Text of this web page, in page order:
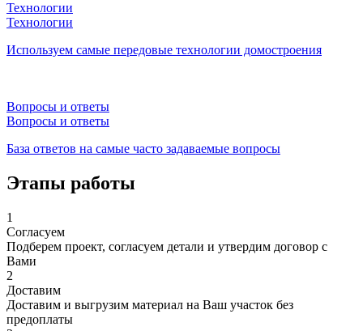
Технологии
Технологии
Используем самые передовые технологии домостроения
Вопросы и ответы
Вопросы и ответы
База ответов на самые часто задаваемые вопросы
Этапы работы
1
Согласуем
Подберем проект, согласуем детали и утвердим договор с
Вами
2
Доставим
Доставим и выгрузим материал на Ваш участок без
предоплаты